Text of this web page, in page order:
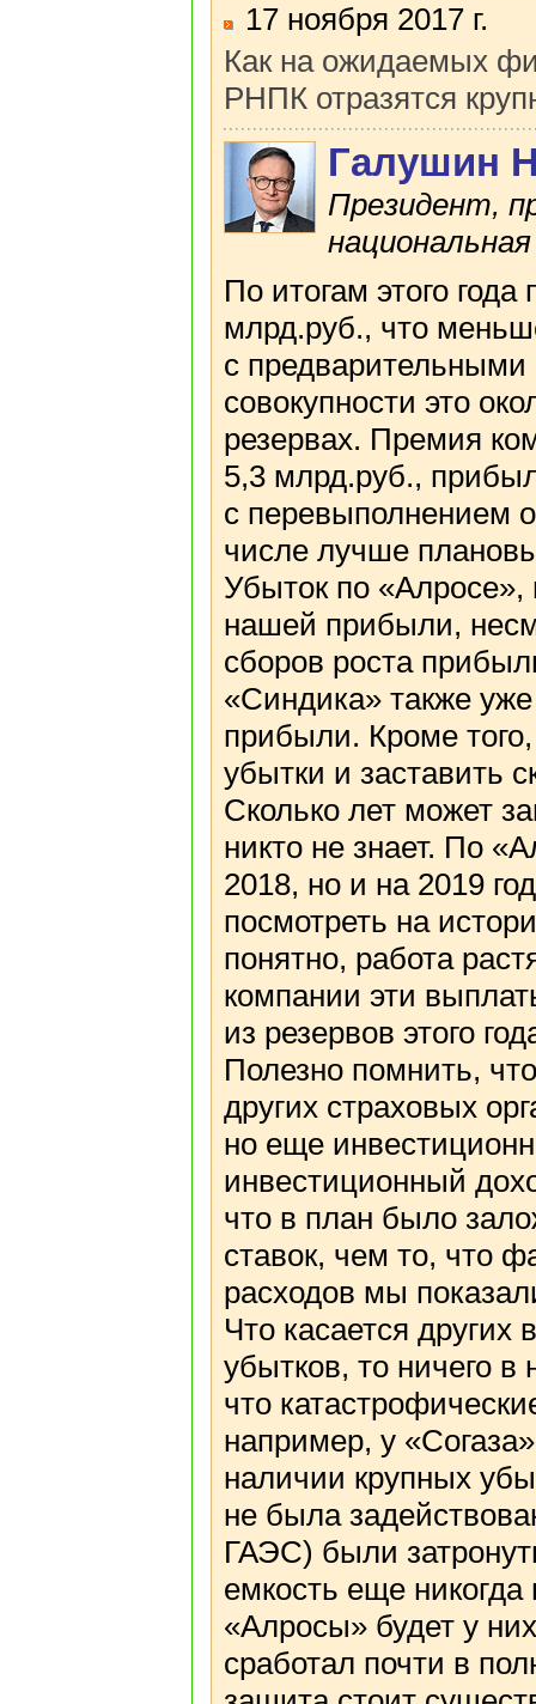
17 ноября 2017 г.
Как на ожидаемых
РНПК отразятся
Галушин
Президент,
По итогам этого
млрд.руб., что
с предварительными
совокупности это
резервах. Премия
5,3 млрд.руб.,
с перевыполнением
числе лучше
Убыток по
нашей прибыли,
сборов роста
«Синдика» также
прибыли. Кроме
убытки и заставить
Сколько лет может
никто не знает. По
2018, но и на 2019
посмотреть на
понятно, работа
компании эти
из резервов этого
Полезно помнить,
других страховых
но еще
инвестиционный
что в план было
ставок, чем то, что
расходов мы
Что касается
убытков, то ничего
что
например, у
наличии крупных
не была
ГАЭС) были
емкость еще
«Алросы» будет у
сработал почти в